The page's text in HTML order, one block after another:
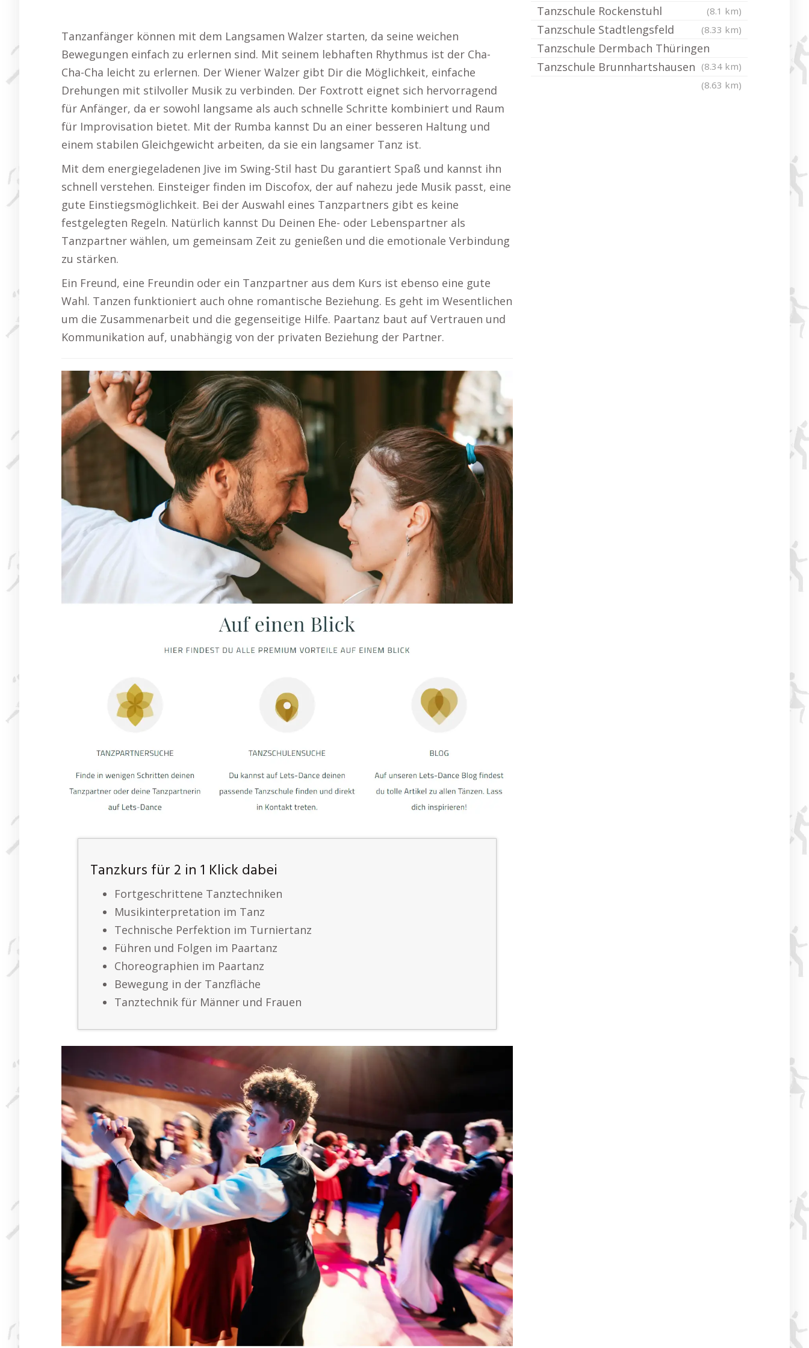
Tanzanfänger können mit dem Langsamen Walzer starten, da seine weichen
Bewegungen einfach zu erlernen sind. Mit seinem lebhaften Rhythmus ist der Cha-
Cha-Cha leicht zu erlernen. Der Wiener Walzer gibt Dir die Möglichkeit, einfache
Drehungen mit stilvoller Musik zu verbinden. Der Foxtrott eignet sich hervorragend
für Anfänger, da er sowohl langsame als auch schnelle Schritte kombiniert und Raum
für Improvisation bietet. Mit der Rumba kannst Du an einer besseren Haltung und
einem stabilen Gleichgewicht arbeiten, da sie ein langsamer Tanz ist.
Mit dem energiegeladenen Jive im Swing-Stil hast Du garantiert Spaß und kannst ihn
schnell verstehen. Einsteiger finden im Discofox, der auf nahezu jede Musik passt, eine
gute Einstiegsmöglichkeit. Bei der Auswahl eines Tanzpartners gibt es keine
festgelegten Regeln. Natürlich kannst Du Deinen Ehe- oder Lebenspartner als
Tanzpartner wählen, um gemeinsam Zeit zu genießen und die emotionale Verbindung
zu stärken.
Ein Freund, eine Freundin oder ein Tanzpartner aus dem Kurs ist ebenso eine gute
Wahl. Tanzen funktioniert auch ohne romantische Beziehung. Es geht im Wesentlichen
um die Zusammenarbeit und die gegenseitige Hilfe. Paartanz baut auf Vertrauen und
Kommunikation auf, unabhängig von der privaten Beziehung der Partner.
Tanzkurs für 2 in 1 Klick dabei
Fortgeschrittene Tanztechniken
Musikinterpretation im Tanz
Technische Perfektion im Turniertanz
Führen und Folgen im Paartanz
Choreographien im Paartanz
Bewegung in der Tanzfläche
Tanztechnik für Männer und Frauen
Tanzschule Rockenstuhl (8.1 km)
Tanzschule Stadtlengsfeld (8.33 km)
Tanzschule Dermbach Thüringen
(8.34 km)
Tanzschule Brunnhartshausen
(8.63 km)